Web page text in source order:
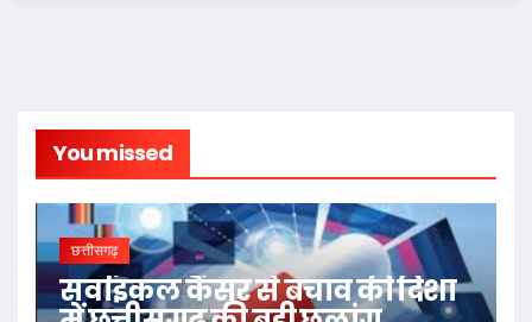
You missed
छत्तीसगढ़
सर्वाइकल कैंसर से बचाव की दिशा